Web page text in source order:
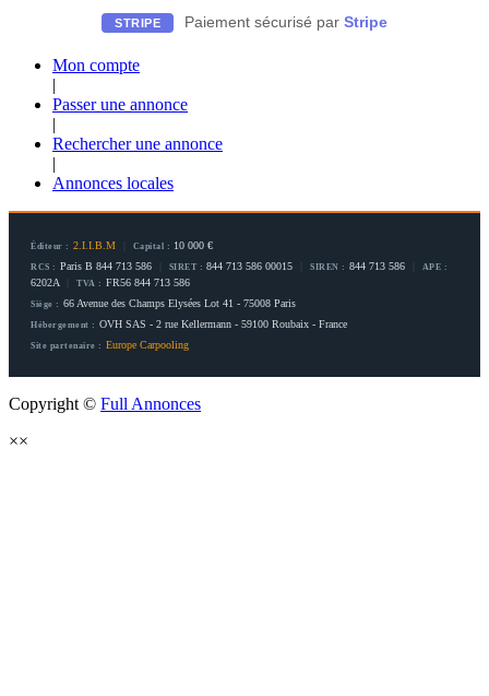
STRIPE Paiement sécurisé par Stripe
Mon compte
|
Passer une annonce
|
Rechercher une annonce
|
Annonces locales
Éditeur : 2.I.I.B.M Capital : 10 000 €
RCS : Paris B 844 713 586 SIRET : 844 713 586 00015 SIREN : 844 713 586 APE :
6202A TVA : FR56 844 713 586
Siège : 66 Avenue des Champs Elysées Lot 41 - 75008 Paris
Hébergement : OVH SAS - 2 rue Kellermann - 59100 Roubaix - France
Site partenaire : Europe Carpooling
Copyright © Full Annonces
××